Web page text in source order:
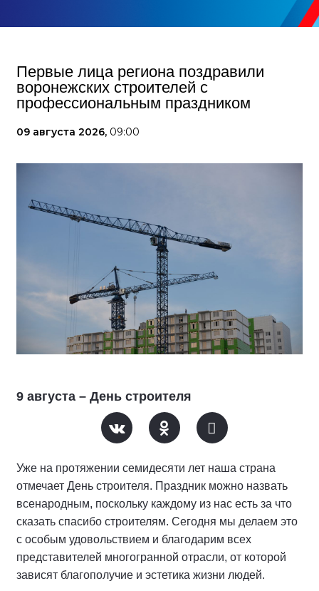
Первые лица региона поздравили
воронежских строителей с
профессиональным праздником
09 августа 2026, 09:00
9 августа – День строителя
Уже на протяжении семидесяти лет наша страна
отмечает День строителя. Праздник можно назвать
всенародным, поскольку каждому из нас есть за что
сказать спасибо строителям. Сегодня мы делаем это
с особым удовольствием и благодарим всех
представителей многогранной отрасли, от которой
зависят благополучие и эстетика жизни людей.